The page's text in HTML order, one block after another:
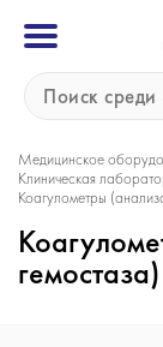
Медицинское
Клиническая
Коагулометры
гемостаза)